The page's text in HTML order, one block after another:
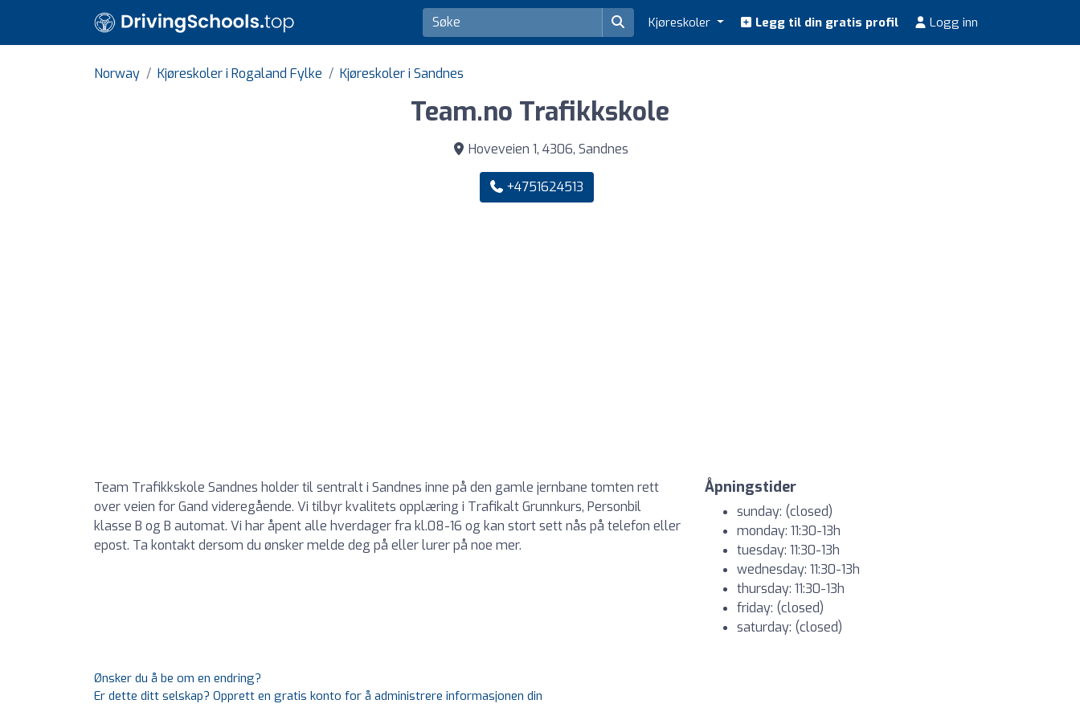
Kjøreskoler Legg til din gratis profil Logg inn
Norway Kjøreskoler i Rogaland Fylke Kjøreskoler i Sandnes
Team.no Trafikkskole
Hoveveien 1, 4306, Sandnes
+4751624513
Team Trafikkskole Sandnes holder til sentralt i Sandnes inne på den gamle jernbane tomten rett
over veien for Gand videregående. Vi tilbyr kvalitets opplæring i Trafikalt Grunnkurs, Personbil
klasse B og B automat. Vi har åpent alle hverdager fra kl.08-16 og kan stort sett nås på telefon eller
epost. Ta kontakt dersom du ønsker melde deg på eller lurer på noe mer.
Åpningstider
sunday: (closed)
monday: 11:30-13h
tuesday: 11:30-13h
wednesday: 11:30-13h
thursday: 11:30-13h
friday: (closed)
saturday: (closed)
Ønsker du å be om en endring?
Er dette ditt selskap? Opprett en gratis konto for å administrere informasjonen din